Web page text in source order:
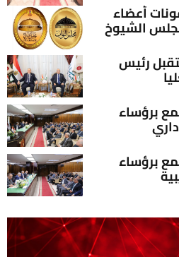
أعضاء
الشيوخ
رئيس
برؤساء
برؤساء